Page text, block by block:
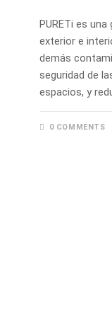
PURETi es
exterior e
demás
seguridad de
espacios, y
0 COMMENTS